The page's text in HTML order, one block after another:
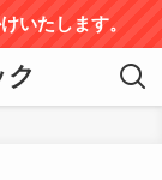
いたします。